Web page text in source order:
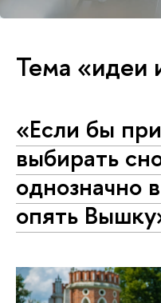
Тема «идеи
«Если бы
выбирать
однозначно
опять